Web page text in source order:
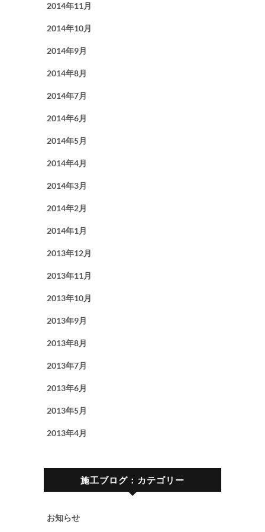
2014年11月
2014年10月
2014年9月
2014年8月
2014年7月
2014年6月
2014年5月
2014年4月
2014年3月
2014年2月
2014年1月
2013年12月
2013年11月
2013年10月
2013年9月
2013年8月
2013年7月
2013年6月
2013年5月
2013年4月
施工ブログ：カテゴリー
お知らせ